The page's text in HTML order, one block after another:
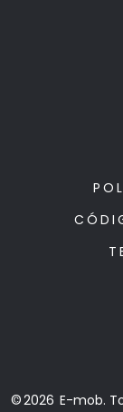
© 2026 E-mob.